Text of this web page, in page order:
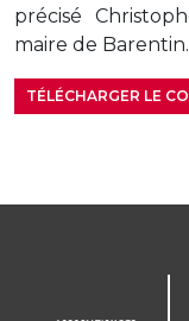
précisé
maire de Barentin.
TÉLÉCHARGER LE